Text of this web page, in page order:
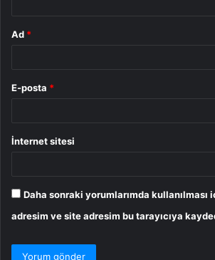
Ad *
E-posta *
İnternet sitesi
Daha sonraki yorumlarımda kullanılması
adresim ve site adresim bu tarayıcıya